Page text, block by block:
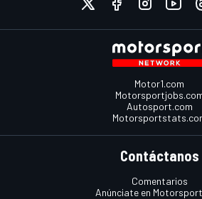
Motor1.com
Autosport.com
Contáctanos
Comentarios
Anúnciate en